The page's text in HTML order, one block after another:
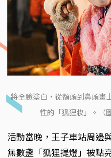
將全臉塗白，從額頭到鼻頭畫
性的「狐狸妝」。（
活動當晚，王子車站周邊
無數盞「狐狸提燈」被點